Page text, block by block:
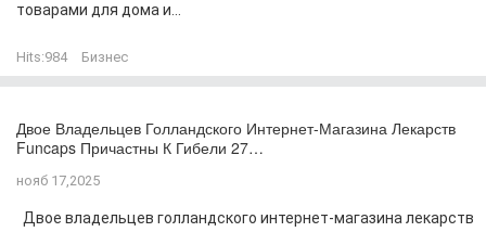
товарами для дома и...
Hits:984 Бизнес
Двое Владельцев Голландского Интернет-Магазина Лекарств
Funcaps Причастны К Гибели 27…
нояб 17,2025
Двое владельцев голландского интернет-магазина лекарств